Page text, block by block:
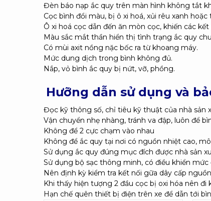
Đèn báo nạp ắc quy trên màn hình không tắt
Cọc bình đổi màu, bị ô xi hoá, xủi rêu xanh
Ô xi hoá cọc dẫn đến ăn mòn cọc, khiến các
Màu sắc mắt thần hiển thị tình trạng ắc quy
Có mùi axit nồng nặc bốc ra từ khoang máy.
Mức dung dịch trong bình không đủ.
Nắp, vỏ bình ắc quy bị nứt, vỡ, phồng.
Hưỡng dẫn sử dụng và
Đọc kỹ thông số, chỉ tiêu kỹ thuật của nhà sản
Vận chuyển nhẹ nhàng, tránh va đập, luôn để
Không để 2 cực chạm vào nhau
Không để ắc quy tại nơi có nguồn nhiệt cao,
Sử dụng ắc quy đúng mục đích được nhà sản
Sử dụng bộ sạc thông minh, có điều khiển
Nên định kỳ kiểm tra kết nối gữa dây cấp
Khi thấy hiện tượng 2 đầu cọc bị oxi hóa nên
Hạn chế quên thiết bị điện trên xe để dẫn tới